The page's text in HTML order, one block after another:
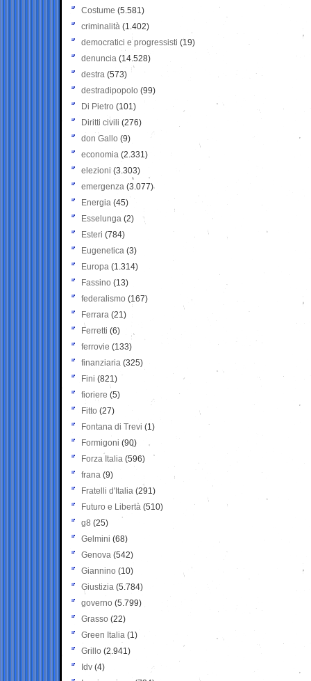
Costume (5.581)
criminalità (1.402)
democratici e progressisti (19)
denuncia (14.528)
destra (573)
destradipopolo (99)
Di Pietro (101)
Diritti civili (276)
don Gallo (9)
economia (2.331)
elezioni (3.303)
emergenza (3.077)
Energia (45)
Esselunga (2)
Esteri (784)
Eugenetica (3)
Europa (1.314)
Fassino (13)
federalismo (167)
Ferrara (21)
Ferretti (6)
ferrovie (133)
finanziaria (325)
Fini (821)
fioriere (5)
Fitto (27)
Fontana di Trevi (1)
Formigoni (90)
Forza Italia (596)
frana (9)
Fratelli d'Italia (291)
Futuro e Libertà (510)
g8 (25)
Gelmini (68)
Genova (542)
Giannino (10)
Giustizia (5.784)
governo (5.799)
Grasso (22)
Green Italia (1)
Grillo (2.941)
Idv (4)